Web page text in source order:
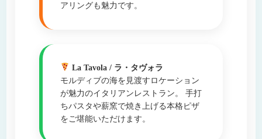
アリングも魅力です。
La Tavola / ラ・タヴォラ
モルディブの海を見渡すロケーション
が魅力のイタリアンレストラン。 手打
ちパスタや薪窯で焼き上げる本格ピザ
をご堪能いただけます。